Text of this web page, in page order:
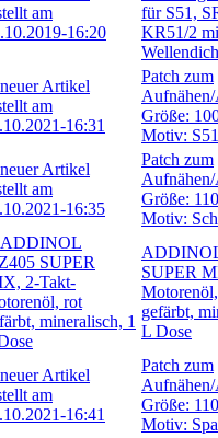
für S51,
KR51/2
Patch zum
Größe:
Motiv: S51
Patch zum
Größe:
Motiv:
SUPER
gefärbt,
L Dose
Patch zum
Größe:
Motiv: